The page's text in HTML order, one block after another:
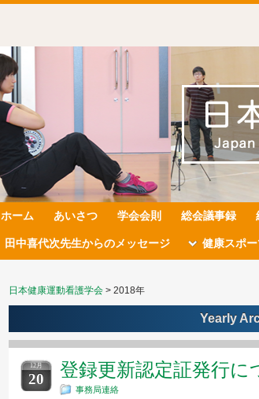
ホーム あいさつ 学会会則 総会議事録
田中喜代次先生からのメッセージ 健康スポ
日本健康運動看護学会 > 2018年
Yearly
12月
20 登録更新認定証発行に
事務局連絡